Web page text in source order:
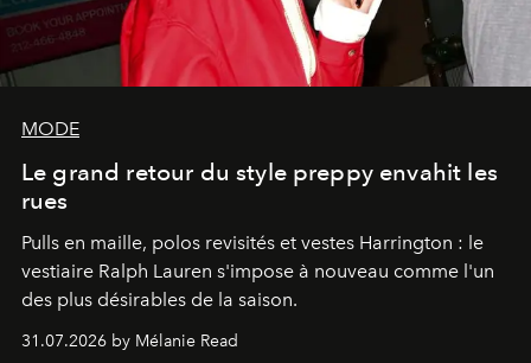
MODE
Le grand retour du style preppy envahit les
rues
Pulls en maille, polos revisités et vestes Harrington : le
vestiaire Ralph Lauren s'impose à nouveau comme l'un
des plus désirables de la saison.
31.07.2026 by Mélanie Read